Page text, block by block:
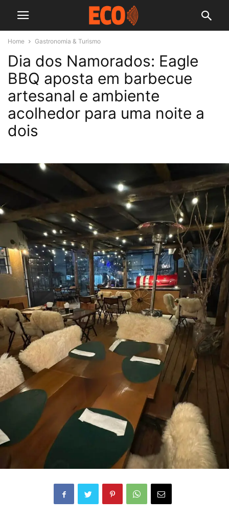
Home Gastronomia & Turismo
Dia dos Namorados: Eagle
BBQ aposta em barbecue
artesanal e ambiente
acolhedor para uma noite a
dois